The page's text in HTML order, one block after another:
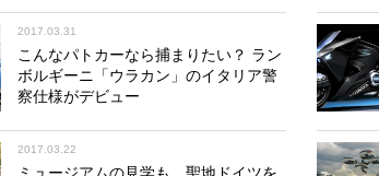
2017.03.31
こんなパトカーなら捕まりたい？ ラン
ボルギーニ「ウラカン」のイタリア警
察仕様がデビュー
2017.03.22
ミュージアムの見学も…聖地ドイツを